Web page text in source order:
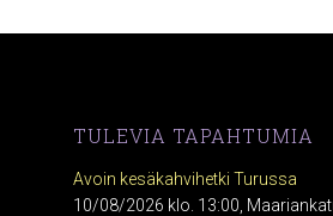
TULEVIA TAPAHTUMIA
Avoin kesäkahvihetki Turussa
10/08/2026 klo. 13:00,